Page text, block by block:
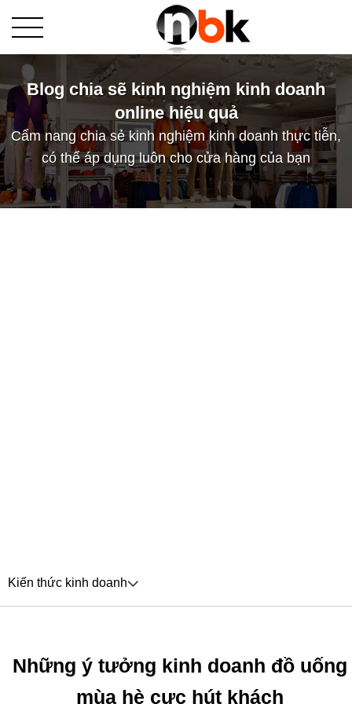
Blog chia sẽ kinh nghiệm kinh doanh
online hiệu quả
Cẩm nang chia sẻ kinh nghiệm kinh doanh thực tiễn,
có thể áp dụng luôn cho cửa hàng của bạn
Kiến thức kinh doanh
Những ý tưởng kinh doanh đồ uống
mùa hè cực hút khách